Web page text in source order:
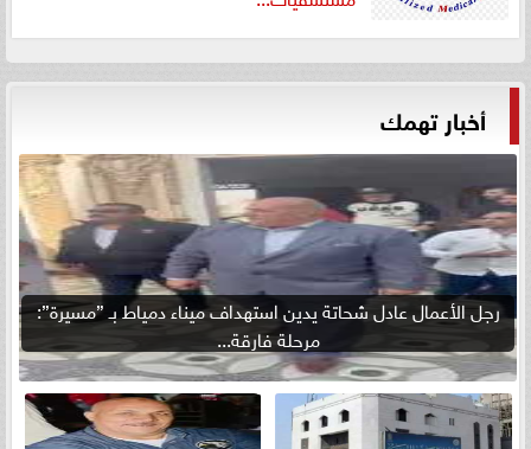
أخبار تهمك
رجل الأعمال عادل شحاتة يدين استهداف ميناء دمياط بـ ”مسيرة”:
مرحلة فارقة...